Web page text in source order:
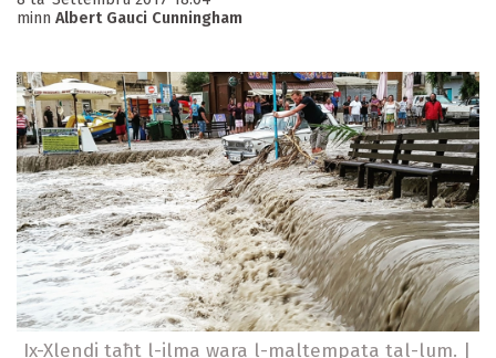
minn Albert Gauci Cunningham
Ix-Xlendi taħt l-ilma wara l-maltempata tal-lum. |